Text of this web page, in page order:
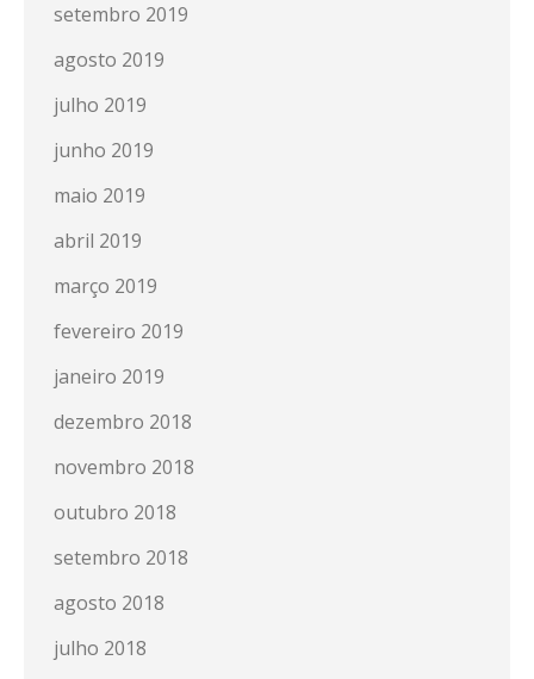
setembro 2019
agosto 2019
julho 2019
junho 2019
maio 2019
abril 2019
março 2019
fevereiro 2019
janeiro 2019
dezembro 2018
novembro 2018
outubro 2018
setembro 2018
agosto 2018
julho 2018